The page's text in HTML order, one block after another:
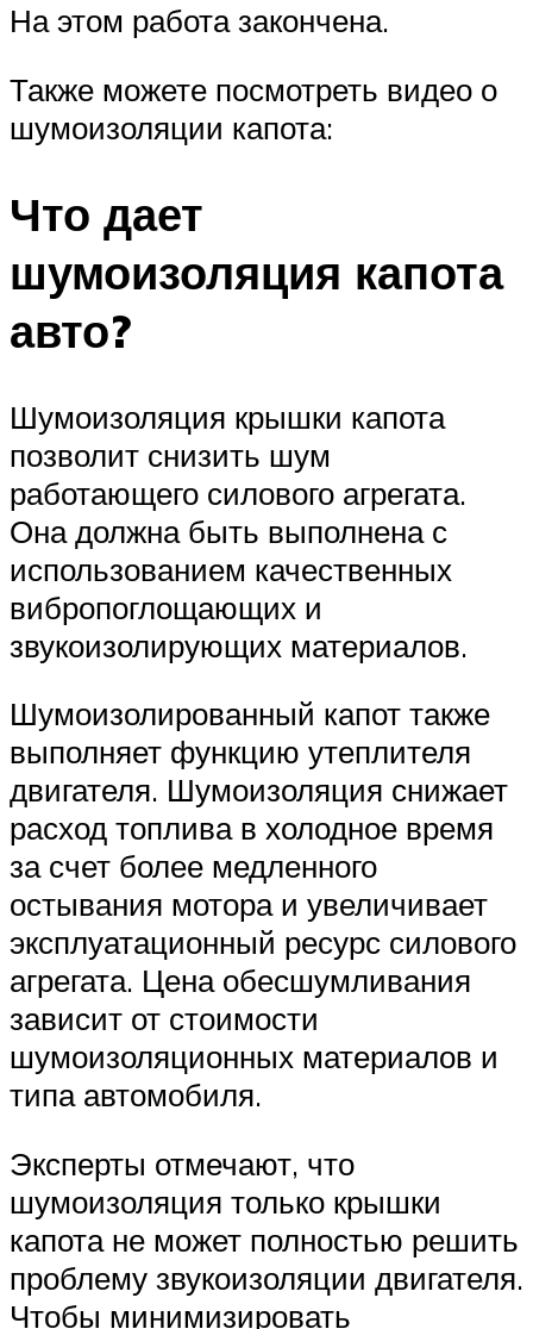
На этом работа закончена.
Также можете посмотреть видео о
шумоизоляции капота:
Что дает
шумоизоляция капота
авто?
Шумоизоляция крышки капота
позволит снизить шум
работающего силового агрегата.
Она должна быть выполнена с
использованием качественных
вибропоглощающих и
звукоизолирующих материалов.
Шумоизолированный капот также
выполняет функцию утеплителя
двигателя. Шумоизоляция снижает
расход топлива в холодное время
за счет более медленного
остывания мотора и увеличивает
эксплуатационный ресурс силового
агрегата. Цена обесшумливания
зависит от стоимости
шумоизоляционных материалов и
типа автомобиля.
Эксперты отмечают, что
шумоизоляция только крышки
капота не может полностью решить
проблему звукоизоляции двигателя.
Чтобы минимизировать